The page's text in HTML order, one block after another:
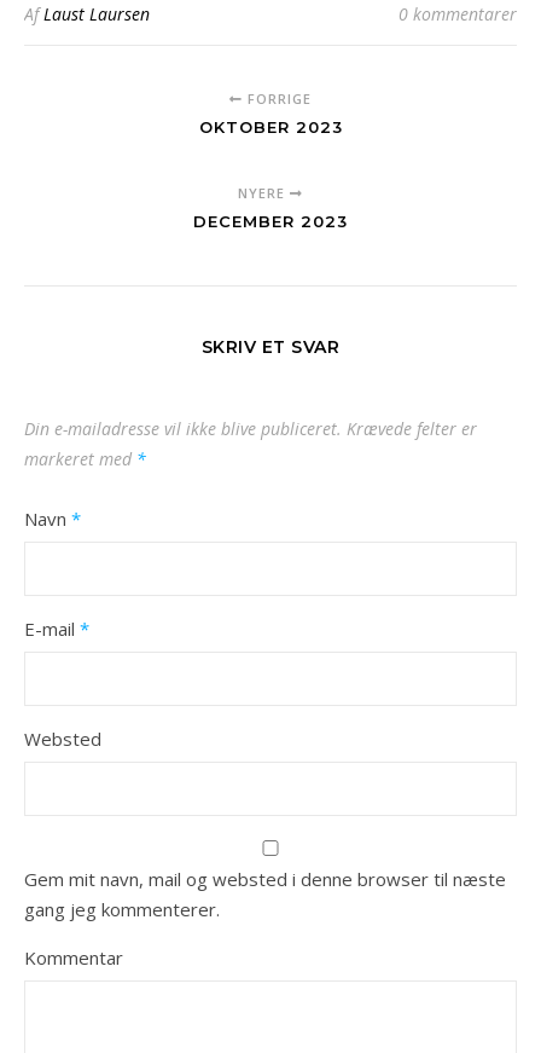
AfLaust Laursen 0 kommentarer
FORRIGE
OKTOBER 2023
NYERE
DECEMBER 2023
SKRIV ET SVAR
Din e-mailadresse vil ikke blive publiceret. Krævede felter er
markeret med *
Navn *
E-mail *
Websted
Gem mit navn, mail og websted i denne browser til næste
gang jeg kommenterer.
Kommentar